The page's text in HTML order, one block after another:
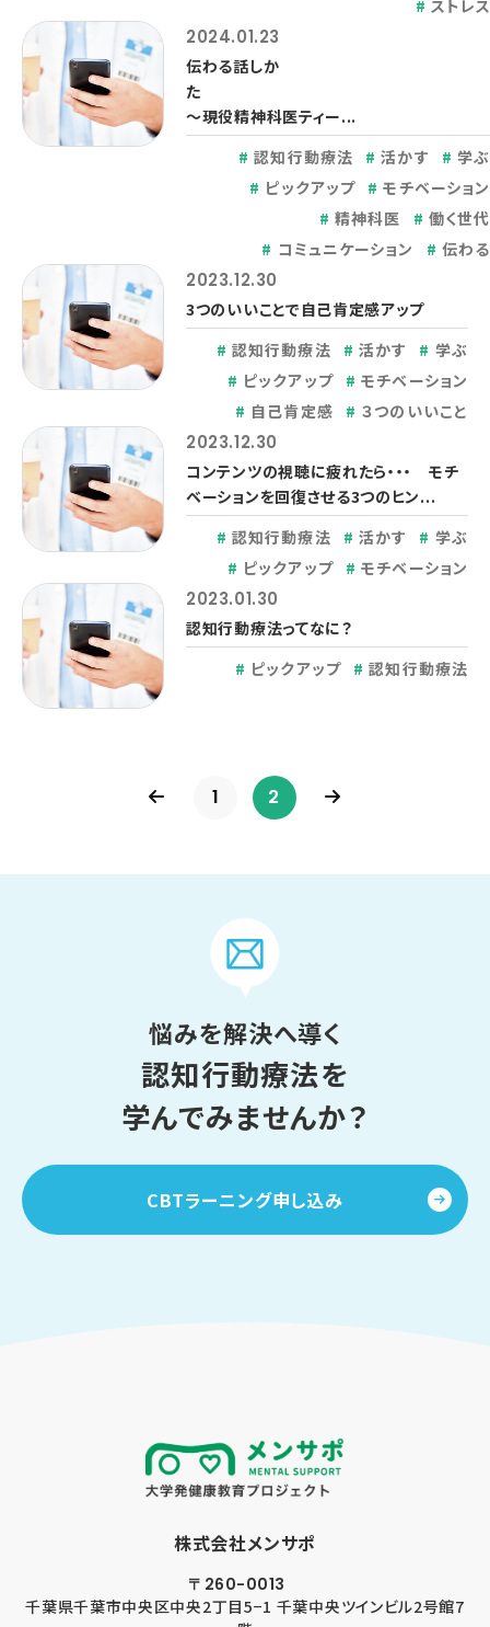
ストレ
2024.01.23
伝わる話しか
た
～現役精神科医ティー...
認知行動療法
活かす
学ぶ
ピックアップ
モチベーション
精神科医
働く世代
コミュニケーション
伝わる
2023.12.30
3つのいいことで自己肯定感アップ
認知行動療法
活かす
学ぶ
ピックアップ
モチベーション
自己肯定感
３つのいいこと
2023.12.30
コンテンツの視聴に疲れたら・・・ モチ
ベーションを回復させる3つのヒン...
認知行動療法
活かす
学ぶ
ピックアップ
モチベーション
2023.01.30
認知行動療法ってなに？
ピックアップ
認知行動療法
1 2
悩みを解決へ導く
認知行動療法を
学んでみませんか？
CBTラーニング申し込み
株式会社メンサポ
〒260-0013
千葉県千葉市中央区中央2丁目5−1 千葉中央ツインビル2号館7